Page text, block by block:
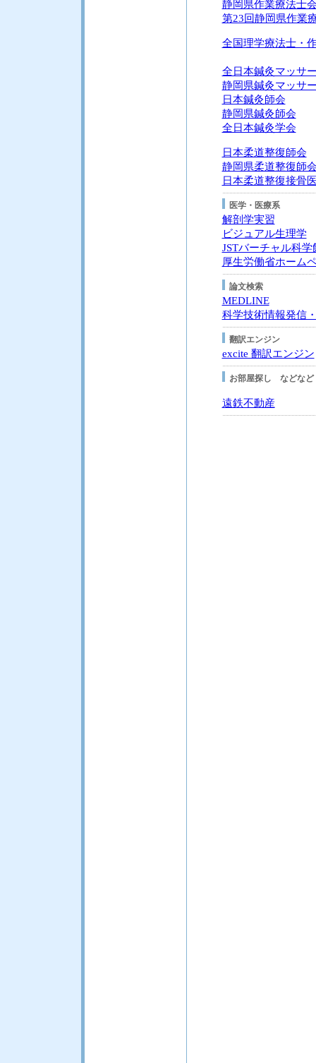
静岡県作業療法士
第23回静岡県作業
全国理学療法士・
全日本鍼灸マッサ
静岡県鍼灸マッサ
日本鍼灸師会
静岡県鍼灸師会
全日本鍼灸学会
日本柔道整復師会
静岡県柔道整復師
日本柔道整復接骨
医学・医療系
解剖学実習
ビジュアル生理学
JSTバーチャル科学
厚生労働省ホーム
論文検索
MEDLINE
科学技術情報発信
翻訳エンジン
excite 翻訳エンジン
お部屋探し などなど
遠鉄不動産